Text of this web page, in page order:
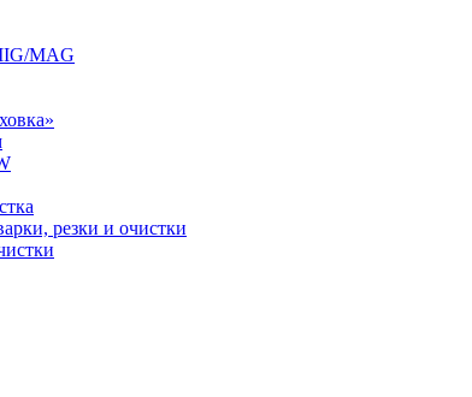
MAG
резки и очистки